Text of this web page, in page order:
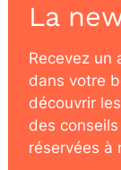
La
Recevez un
dans votre
découvrir
des
réservées à